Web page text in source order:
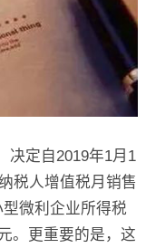
定自2019年1月1
税人增值税月销售
微利企业所得税
。更重要的是，这